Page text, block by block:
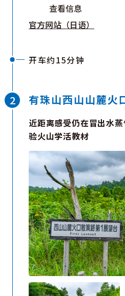
查看信息
官方网站（日语）
开车约15分钟
有珠山西山山麓火
近距离感受仍在冒出水
验火山学活教材